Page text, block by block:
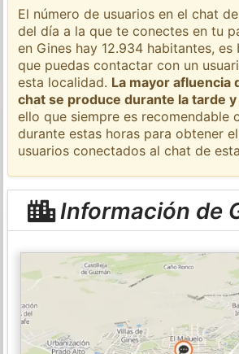
El número de usuarios en el chat
del día a la que te conectes en tu
en Gines hay 12.934 habitantes,
que puedas contactar con un
esta localidad. La mayor afluencia
chat se produce durante la tarde
ello que siempre es recomendable
durante estas horas para obtener
usuarios conectados al chat de
Información de